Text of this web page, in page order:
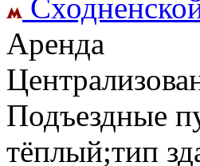
Аренда
Подъездные
тёплый;тип